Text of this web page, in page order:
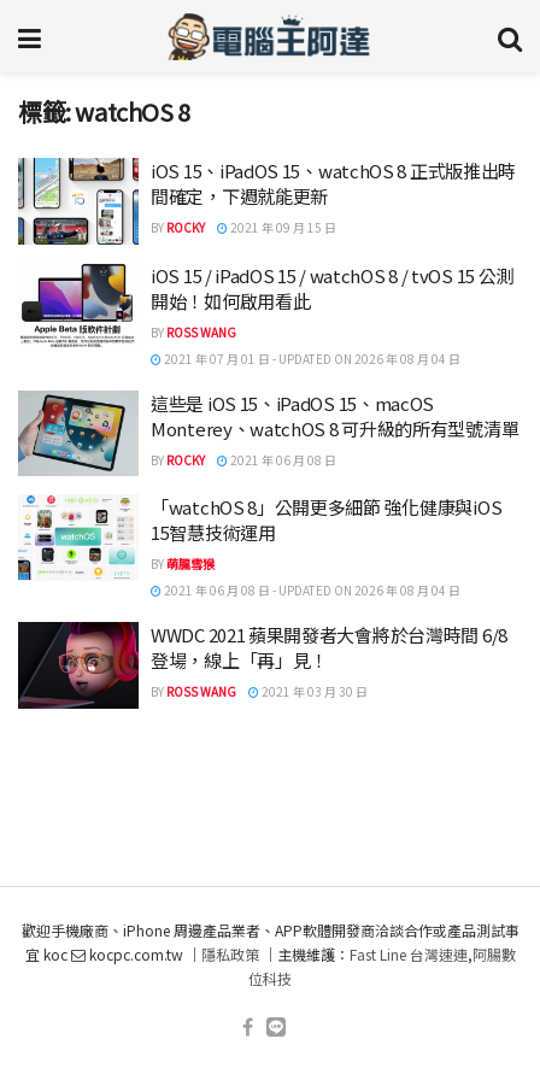
標籤:watchOS 8
iOS 15、iPadOS 15、watchOS 8 正式版推出時
間確定，下週就能更新
BY ROCKY 2021 年 09 月 15 日
iOS 15 / iPadOS 15 / watchOS 8 / tvOS 15 公測
開始！如何啟用看此
BY ROSS WANG
2021 年 07 月 01 日 - UPDATED ON 2026 年 08 月 04 日
這些是 iOS 15、iPadOS 15、macOS
Monterey、watchOS 8 可升級的所有型號清單
BY ROCKY 2021 年 06 月 08 日
「watchOS 8」公開更多細節 強化健康與iOS
15智慧技術運用
BY萌朧雪猴
2021 年 06 月 08 日 - UPDATED ON 2026 年 08 月 04 日
WWDC 2021 蘋果開發者大會將於台灣時間 6/8
登場，線上「再」見！
BY ROSS WANG 2021 年 03 月 30 日
歡迎手機廠商、iPhone 周邊產品業者、APP軟體開發商洽談合作或產品測試事
宜 koc
kocpc.com.tw ｜ 隱私政策｜主機維護： Fast Line 台灣速連,阿腸數
位科技